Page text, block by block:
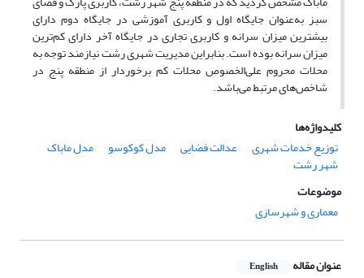
سبز به‌عنوان جایگاه اول و کاربری آموزشی در جایگاه دوم دارای
بیشترین میزان سرانه و کاربری تجاری در جایگاه آخر دارای کم‌ترین
میزان سرانه بوده است. بنابراین مدیریت شهری رشت نیازمند توجه به
محلات محروم علی‌الخصوص محلات کم برخوردار از منطقه پنج در
شاخص‌های مرتبط می‌باشد.
کلیدواژه‌ها
توزیع خدمات شهری
عدالت فضایی مدل کوکوسو مدل ماباک
شهر رشت
موضوعات
معماری و شهرسازی
عنوان مقاله English